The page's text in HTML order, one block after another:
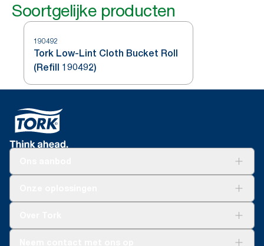
Soortgelijke producten
190492
Tork Low-Lint Cloth Bucket Roll
(Refill 190492)